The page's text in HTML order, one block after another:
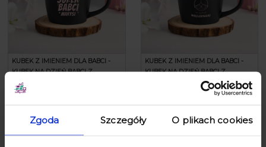
Zgoda Szczegóły O plikach cookies
KUBEK Z IMIENIEM DLA BABCI -
KUBEK NA DZIEŃ BABCI Z
KOLOROWYM ŚRODKIEM - KUBEK
SUPER BABCI
45,90 zł 55,90 zł
KUBEK Z IMIENIEM DLA BABCI -
KUBEK NA DZIEŃ BABCI Z
KOLOROWYM ŚRODKIEM - MI
WYBRAŁ NAJLEPSZĄ
45,90 zł 55,90 zł